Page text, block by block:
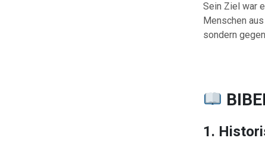
Sein Ziel war
Menschen
sondern
1.